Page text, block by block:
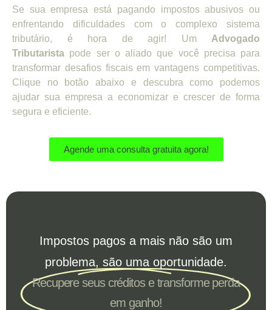
Se sua empresa está pagando impostos abusivos ou
enfrentando dificuldades com o complexo sistema
tributário, é hora de agir! Um Advogado
Tributarista pode ser o aliado que você precisa para
transformar desafios fiscais em vantagens competitivas.
Clique no botão abaixo e descubra como podemos
ajudar sua empresa a economizar e crescer de forma
segura e eficiente.
Agende uma consulta gratuita agora!
Impostos pagos a mais não são um
problema, são uma oportunidade.
Recupere seus créditos e transforme perda
em ganho!